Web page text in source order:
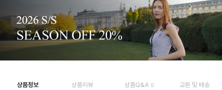
상품정보 상품리뷰 상품Q&A 0 교환 및 배송